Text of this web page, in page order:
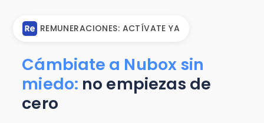
REMUNERACIONES: ACTÍVATE YA
Cámbiate a Nubox sin
miedo: no empiezas de
cero